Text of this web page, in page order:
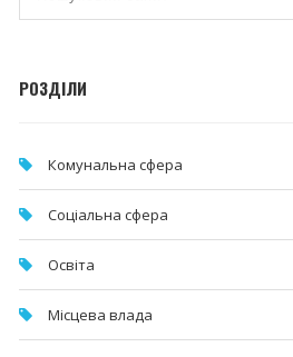
РОЗДІЛИ
Комунальна cфера
Соціальна сфера
Освіта
Місцева влада